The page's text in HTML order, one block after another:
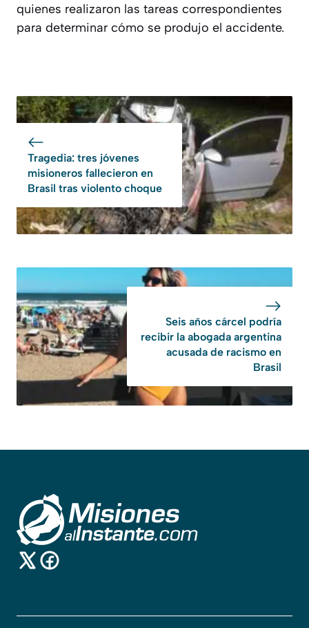
quienes realizaron las tareas correspondientes
para determinar cómo se produjo el accidente.
Tragedia: tres jóvenes
misioneros fallecieron en
Brasil tras violento choque
Seis años cárcel podría
recibir la abogada argentina
acusada de racismo en
Brasil